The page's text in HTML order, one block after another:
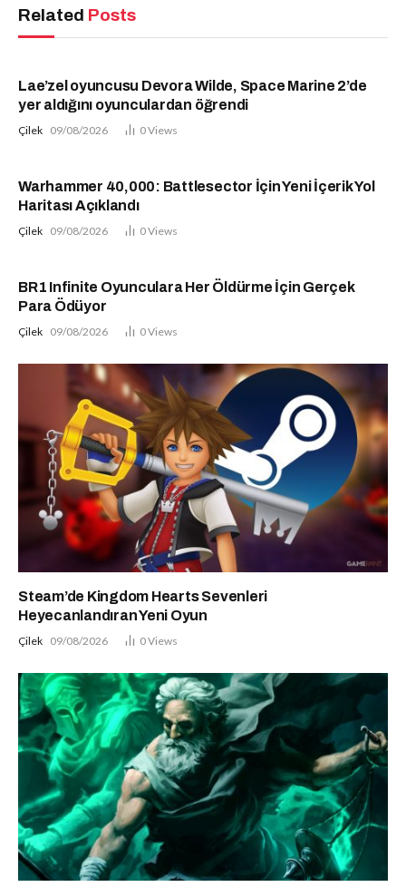
Related Posts
Lae’zel oyuncusu Devora Wilde, Space Marine 2’de
yer aldığını oyunculardan öğrendi
Çilek 09/08/2026 0Views
Warhammer 40,000: Battlesector İçin Yeni İçerik Yol
Haritası Açıklandı
Çilek 09/08/2026 0Views
BR1 Infinite Oyunculara Her Öldürme İçin Gerçek
Para Ödüyor
Çilek 09/08/2026 0Views
Steam’de Kingdom Hearts Sevenleri
Heyecanlandıran Yeni Oyun
Çilek 09/08/2026 0Views